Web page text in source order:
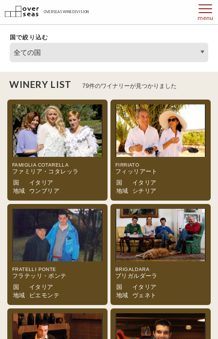
OVERSEAS WINE DIVISION
menu
国で絞り込む
全ての国
WINERY LIST 79件のワイナリーが見つかりました
FAMIGLIA COTARELLA
ファミリア・コタレッラ
国
イタリア
地域
ウンブリア
FIRRIATO
フィッリアート
国
イタリア
地域
シチリア
FRATELLI PONTE
フラテッリ・ポンテ
国
イタリア
地域
ピエモンテ
BRIGALDARA
ブリガルダーラ
国
イタリア
地域
ヴェネト